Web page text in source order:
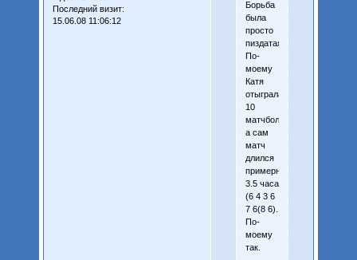
Последний визит:
15.06.08 11:06:12
Борьба
была
просто
пиздатая.
По-
моему
Катя
отыграла
10
матчболов,
а сам
матч
длился
примерно
3.5 часа
(6 4 3 6
7 6(8 6).
По-
моему
так.